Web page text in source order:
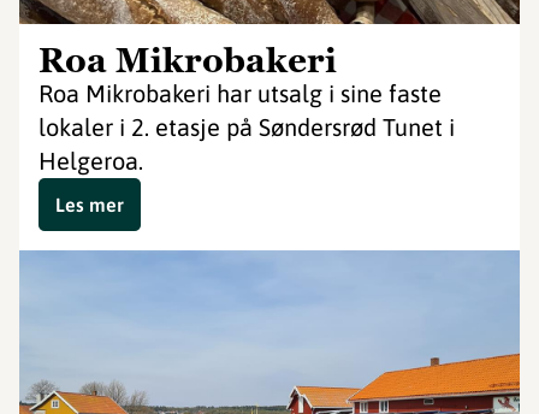
Roa Mikrobakeri
Roa Mikrobakeri har utsalg i sine faste
lokaler i 2. etasje på Søndersrød Tunet i
Helgeroa.
Les mer